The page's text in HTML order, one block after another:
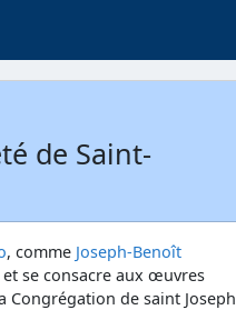
de Saint-
, comme Joseph-Benoît
se consacre aux œuvres
de saint Joseph